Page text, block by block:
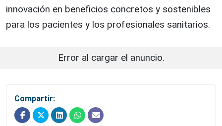
innovación en beneficios concretos y sostenibles
para los pacientes y los profesionales sanitarios.
Error al cargar el anuncio.
Compartir: